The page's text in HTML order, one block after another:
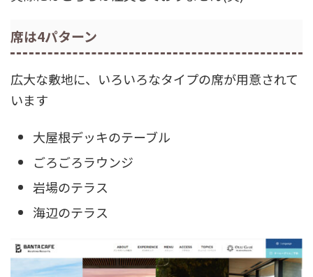
席は4パターン
広大な敷地に、いろいろなタイプの席が用意されて
います
大屋根デッキのテーブル
ごろごろラウンジ
岩場のテラス
海辺のテラス